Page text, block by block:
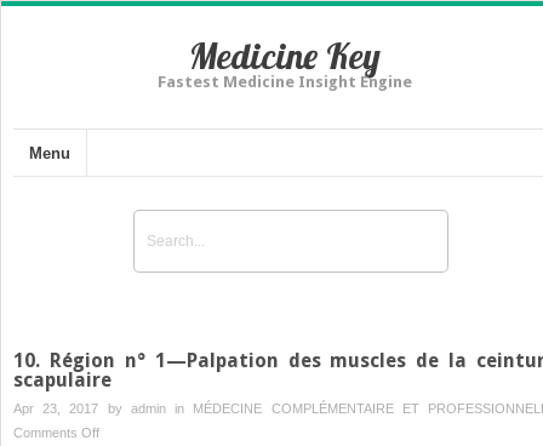
Medicine Key
Fastest Medicine Insight Engine
Menu
10. Région n° 1—Palpation des muscles de la
scapulaire
Apr 23, 2017 by adminin MÉDECINE COMPLÉMENTAIRE ET
Comments Offon